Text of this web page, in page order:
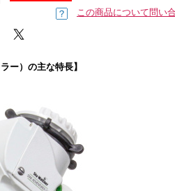
この商品について問い
）の主な特長】